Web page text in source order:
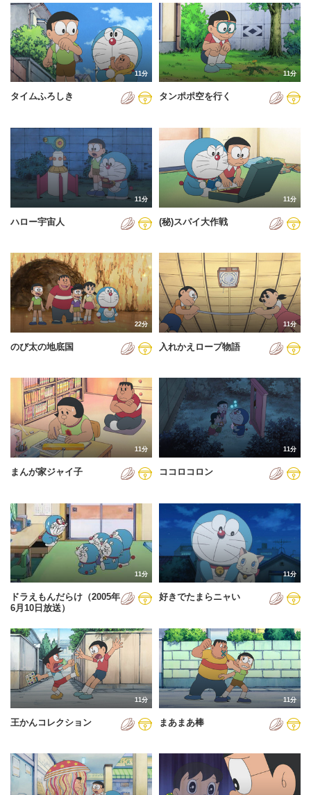
2024年
2025年
2026年
11分
タイムふろしき
11分
タンポポ空を行く
11分
ハロー宇宙人
11分
(秘)スパイ大作戦
22分
のび太の地底国
11分
入れかえロープ物語
11分
まんが家ジャイ子
11分
ココロコロン
11分
ドラえもんだらけ（2005年
6月10日放送）
11分
好きでたまらニャい
11分
王かんコレクション
11分
まあまあ棒